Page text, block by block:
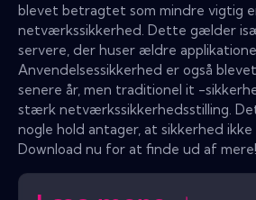
blevet betragtet som mindre vigtig
netværkssikkerhed. Dette gælder
servere, der huser ældre
Anvendelsessikkerhed er også
senere år, men traditionel it -
stærk netværkssikkerhedsstilling.
nogle hold antager, at sikkerhed ikke
Download nu for at finde ud af mere!